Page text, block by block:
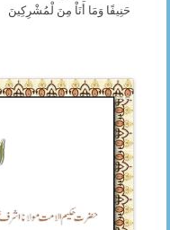
حَنِيفًا وَمَا أَنَاْ مِنَ لْمُشْرِكِينَ